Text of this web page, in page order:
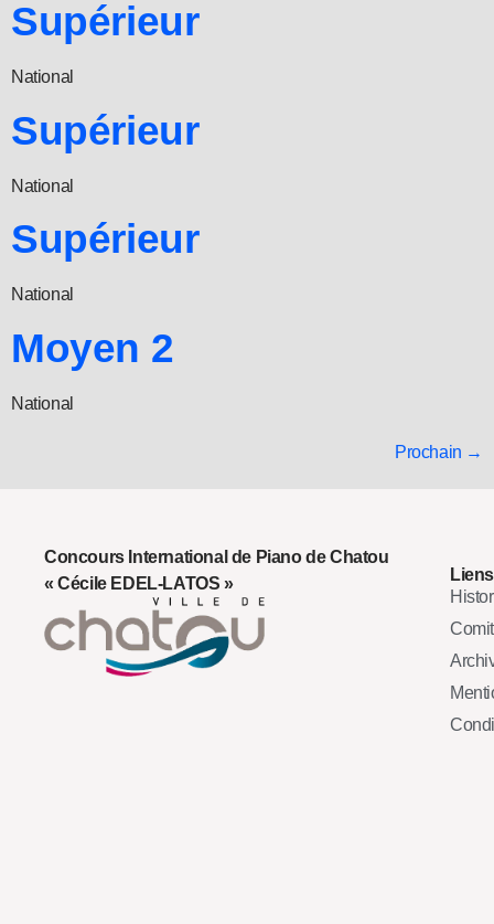
Supérieur
National
Supérieur
National
Supérieur
National
Moyen 2
National
Prochain →
Concours International de Piano de Chatou
« Cécile EDEL-LATOS »